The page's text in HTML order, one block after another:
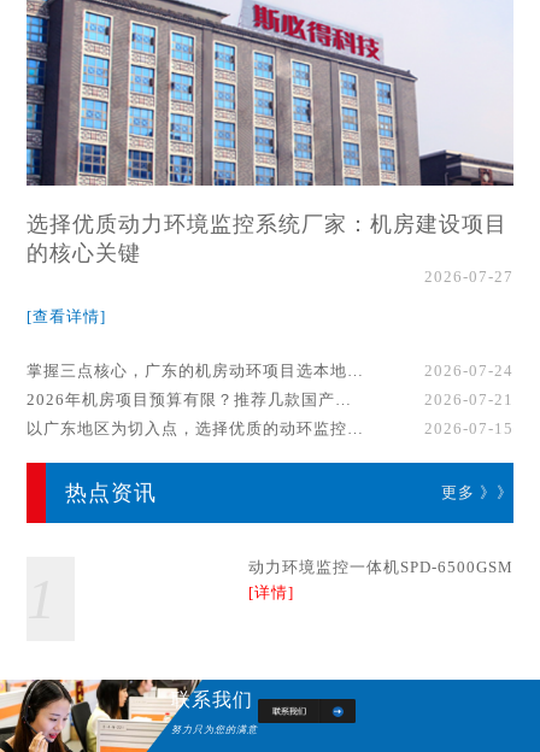
选择优质动力环境监控系统厂家：机房建设项目
的核心关键
2026-07-27
[查看详情]
掌握三点核心，广东的机房动环项目选本地厂家事半功倍！
2026-07-24
2026年机房项目预算有限？推荐几款国产动环监控系统品牌
2026-07-21
以广东地区为切入点，选择优质的动环监控系统厂家
2026-07-15
热点资讯 更多 》》
动力环境监控一体机SPD-6500GSM
[详情]
联系我们
努力只为您的满意